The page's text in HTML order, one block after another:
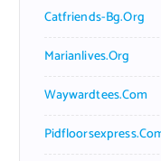
Catfriends-Bg.org
Marianlives.org
Waywardtees.com